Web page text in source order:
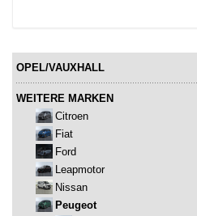
OPEL/VAUXHALL
WEITERE MARKEN
Citroen
Fiat
Ford
Leapmotor
Nissan
Peugeot